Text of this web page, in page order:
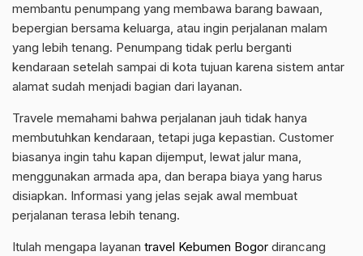
membantu penumpang yang membawa barang bawaan,
bepergian bersama keluarga, atau ingin perjalanan malam
yang lebih tenang. Penumpang tidak perlu berganti
kendaraan setelah sampai di kota tujuan karena sistem antar
alamat sudah menjadi bagian dari layanan.
Travele memahami bahwa perjalanan jauh tidak hanya
membutuhkan kendaraan, tetapi juga kepastian. Customer
biasanya ingin tahu kapan dijemput, lewat jalur mana,
menggunakan armada apa, dan berapa biaya yang harus
disiapkan. Informasi yang jelas sejak awal membuat
perjalanan terasa lebih tenang.
Itulah mengapa layanan travel Kebumen Bogor dirancang